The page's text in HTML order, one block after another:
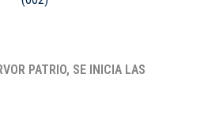
PATRIO, SE INICIA LAS